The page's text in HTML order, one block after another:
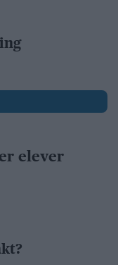
elever